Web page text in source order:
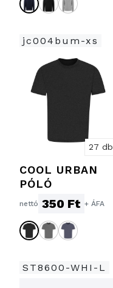
jc004bum-xs
27 db
COOL URBAN
PÓLÓ
nettó 350 Ft + ÁFA
ST8600-WHI-L